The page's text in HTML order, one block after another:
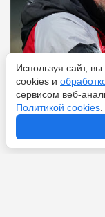
Используя сайт,
cookies и
сервисом веб-
Политикой cookies